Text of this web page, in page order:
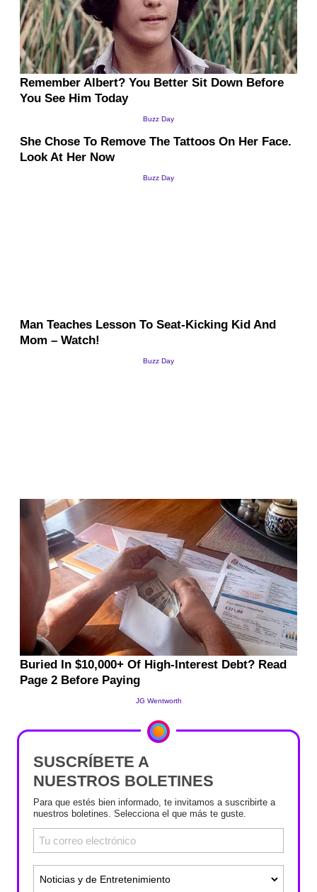
SUSCRÍBETE A
NUESTROS BOLETINES
Para que estés bien informado, te invitamos a suscribirte a
nuestros boletines. Selecciona el que más te guste.